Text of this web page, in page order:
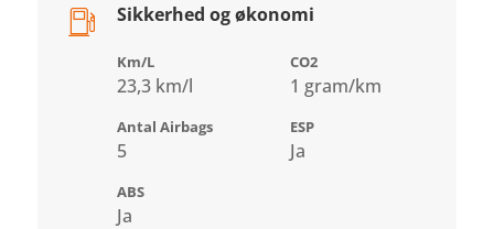
Sikkerhed og økonomi
Km/L
23,3 km/l
CO2
1 gram/km
Antal Airbags
5
ESP
Ja
ABS
Ja